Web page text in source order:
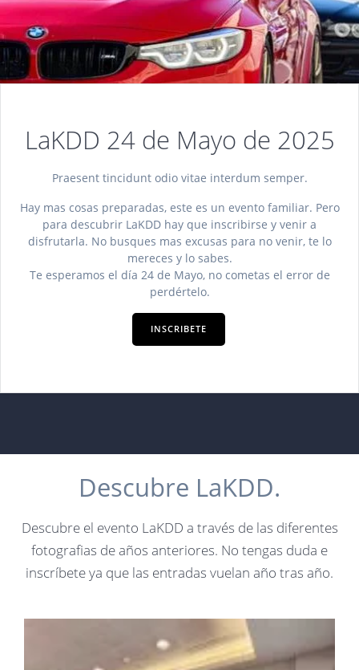
LaKDD 24 de Mayo de 2025
Praesent tincidunt odio vitae interdum semper.
Hay mas cosas preparadas, este es un evento familiar. Pero
para descubrir LaKDD hay que inscribirse y venir a
disfrutarla. No busques mas excusas para no venir, te lo
mereces y lo sabes.
Te esperamos el día 24 de Mayo, no cometas el error de
perdértelo.
INSCRIBETE
Descubre LaKDD.
Descubre el evento LaKDD a través de las diferentes
fotografias de años anteriores. No tengas duda e
inscríbete ya que las entradas vuelan año tras año.